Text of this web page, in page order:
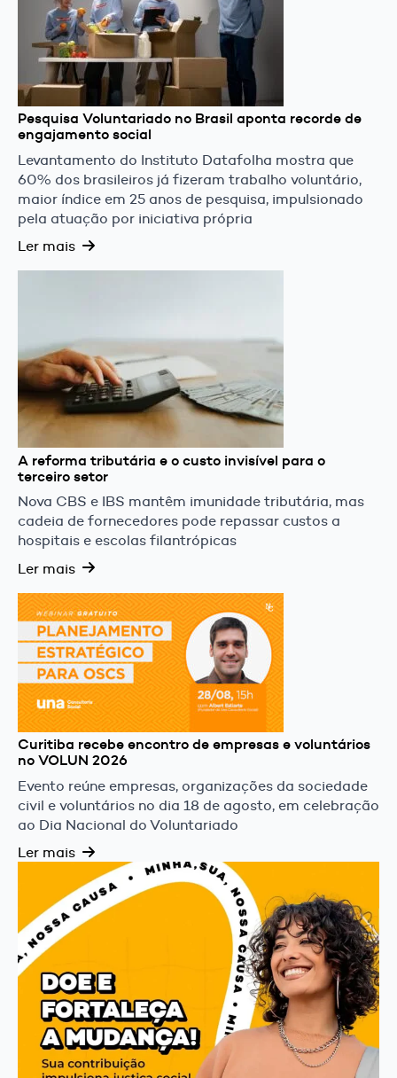
Pesquisa Voluntariado no Brasil aponta recorde de
engajamento social
Levantamento do Instituto Datafolha mostra que
60% dos brasileiros já fizeram trabalho voluntário,
maior índice em 25 anos de pesquisa, impulsionado
pela atuação por iniciativa própria
Ler mais
A reforma tributária e o custo invisível para o
terceiro setor
Nova CBS e IBS mantêm imunidade tributária, mas
cadeia de fornecedores pode repassar custos a
hospitais e escolas filantrópicas
Ler mais
Curitiba recebe encontro de empresas e voluntários
no VOLUN 2026
Evento reúne empresas, organizações da sociedade
civil e voluntários no dia 18 de agosto, em celebração
ao Dia Nacional do Voluntariado
Ler mais